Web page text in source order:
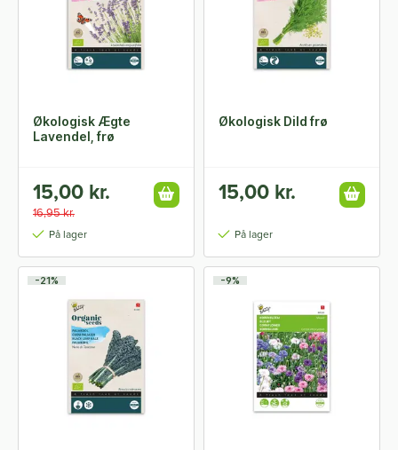
Økologisk Ægte
Lavendel, frø
15,00 kr.
16,95 kr.
På lager
Økologisk Dild frø
15,00 kr.
På lager
-21% -9%